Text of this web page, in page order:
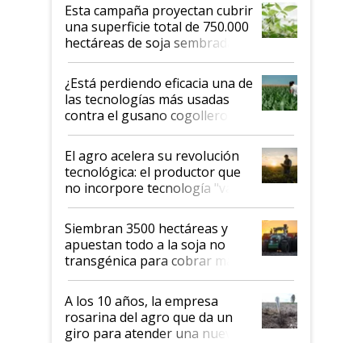
Esta campaña proyectan cubrir
una superficie total de 750.000
hectáreas de soja sembradas
con una nueva generación de
variedades que marcan un
salto tecnológico en genética y
rendimiento
¿Está perdiendo eficacia una de
las tecnologías más usadas
contra el gusano cogollero? El
desafío de una tecnología clave
El agro acelera su revolución
tecnológica: el productor que
no incorpore tecnología "va a
perder el tren"
Siembran 3500 hectáreas y
apuestan todo a la soja no
transgénica para cobrar más
por tonelada: compraron un
semillero
A los 10 años, la empresa
rosarina del agro que da un
giro para atender una nueva